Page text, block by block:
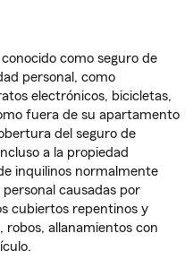
como seguro de
personal, como
electrónicos, bicicletas,
fuera de su apartamento
del seguro de
a la propiedad
inquilinos normalmente
causadas por
cubiertos repentinos y
robos, allanamientos con